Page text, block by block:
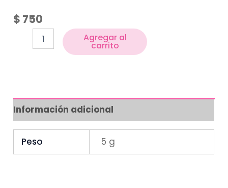
$ 750
Agregar al
carrito
Información adicional
Peso 5 g